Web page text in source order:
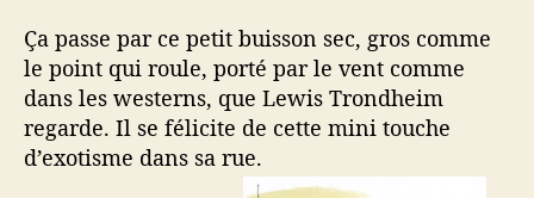
Ça passe par ce petit buisson sec, gros comme
le point qui roule, porté par le vent comme
dans les westerns, que Lewis Trondheim
regarde. Il se félicite de cette mini touche
d’exotisme dans sa rue.